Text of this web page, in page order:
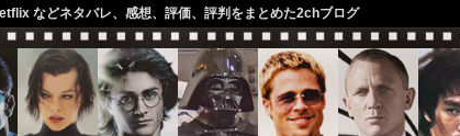
などネタバレ、感想、評価、評判をまとめた2chブログ